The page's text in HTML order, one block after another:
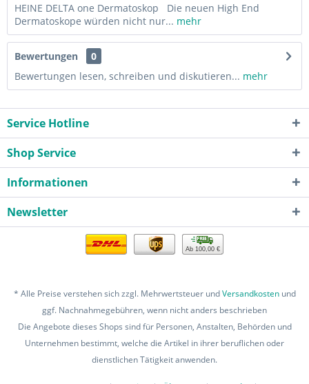
HEINE DELTA one Dermatoskop Die neuen High End
Dermatoskope würden nicht nur... mehr
Bewertungen
0
Bewertungen lesen, schreiben und diskutieren... mehr
Service Hotline
Shop Service
Informationen
Newsletter
Ab 100,00 €
* Alle Preise verstehen sich zzgl. Mehrwertsteuer undVersandkostenund
ggf. Nachnahmegebühren, wenn nicht anders beschrieben
Die Angebote dieses Shops sind für Personen, Anstalten, Behörden und
Unternehmen bestimmt, welche die Artikel in ihrer beruflichen oder
dienstlichen Tätigkeit anwenden.